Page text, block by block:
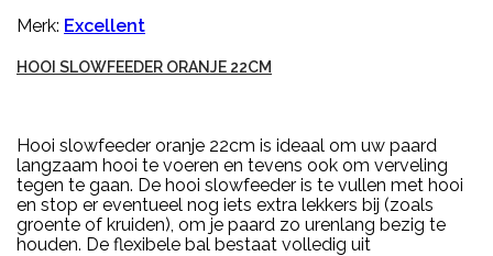
Merk: Excellent
HOOI SLOWFEEDER ORANJE 22CM
Hooi slowfeeder oranje 22cm is ideaal om uw paard
langzaam hooi te voeren en tevens ook om verveling
tegen te gaan. De hooi slowfeeder is te vullen met hooi
en stop er eventueel nog iets extra lekkers bij (zoals
groente of kruiden), om je paard zo urenlang bezig te
houden. De flexibele bal bestaat volledig uit